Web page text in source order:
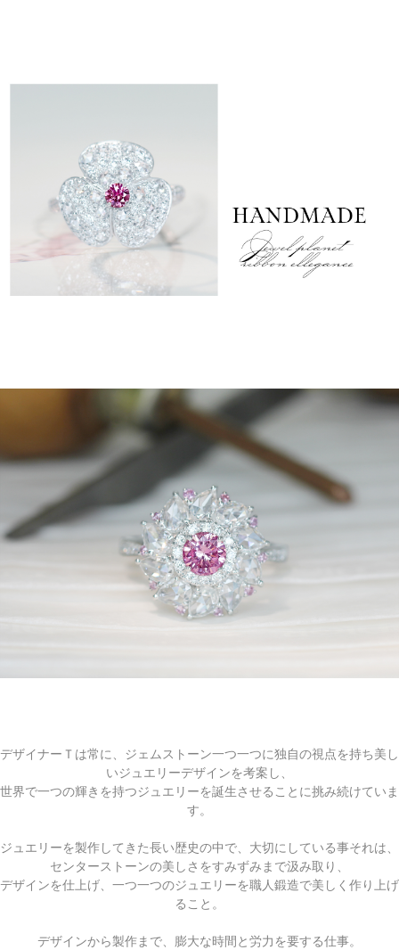
デザイナーＴは常に、ジェムストーン一つ一つに独自の視点を持ち美し
いジュエリーデザインを考案し、
世界で一つの輝きを持つジュエリーを誕生させることに挑み続けていま
す。
ジュエリーを製作してきた長い歴史の中で、大切にしている事それは、
センターストーンの美しさをすみずみまで汲み取り、
デザインを仕上げ、一つ一つのジュエリーを職人鍛造で美しく作り上げ
ること。
デザインから製作まで、膨大な時間と労力を要する仕事。